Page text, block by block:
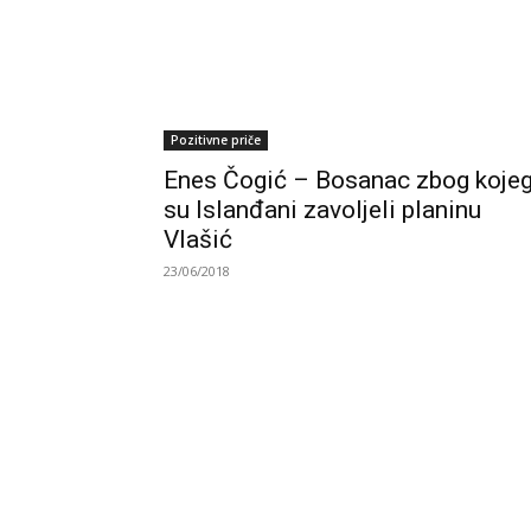
Pozitivne priče
Enes Čogić – Bosanac zbog
su Islanđani zavoljeli planinu
Vlašić
23/06/2018